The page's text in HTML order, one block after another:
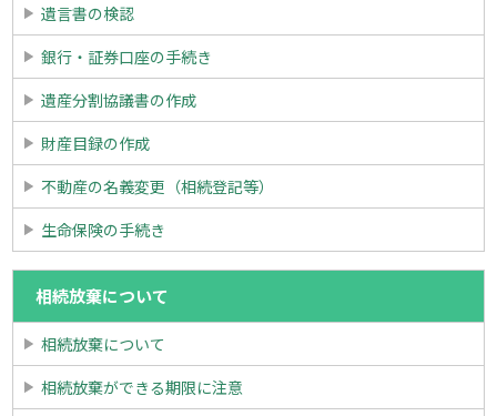
遺言書の検認
銀行・証券口座の手続き
遺産分割協議書の作成
財産目録の作成
不動産の名義変更（相続登記等）
生命保険の手続き
相続放棄について
相続放棄について
相続放棄ができる期限に注意